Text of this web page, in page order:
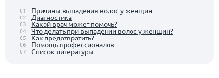
01 Причины выпадения волос у женщин
02 Диагностика
03 Какой врач может помочь?
04 Что делать при выпадении волос у женщин?
05 Как предотвратить?
06 Помощь профессионалов
07 Список литературы